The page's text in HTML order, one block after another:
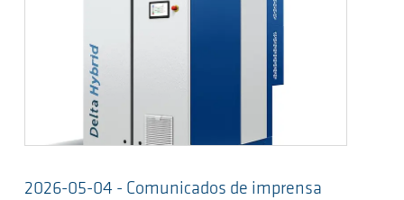
2026-05-04 - Comunicados de imprensa